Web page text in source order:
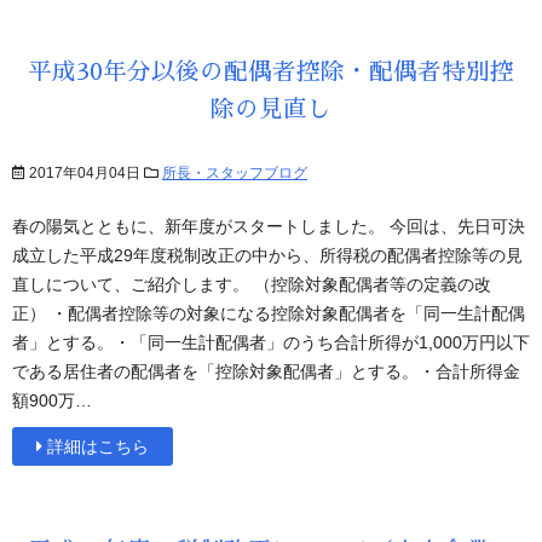
平成30年分以後の配偶者控除・配偶者特別控
除の見直し
2017年04月04日 所長・スタッフブログ
春の陽気とともに、新年度がスタートしました。 今回は、先日可決
成立した平成29年度税制改正の中から、所得税の配偶者控除等の見
直しについて、ご紹介します。 （控除対象配偶者等の定義の改
正） ・配偶者控除等の対象になる控除対象配偶者を「同一生計配偶
者」とする。・「同一生計配偶者」のうち合計所得が1,000万円以下
である居住者の配偶者を「控除対象配偶者」とする。・合計所得金
額900万…
詳細はこちら